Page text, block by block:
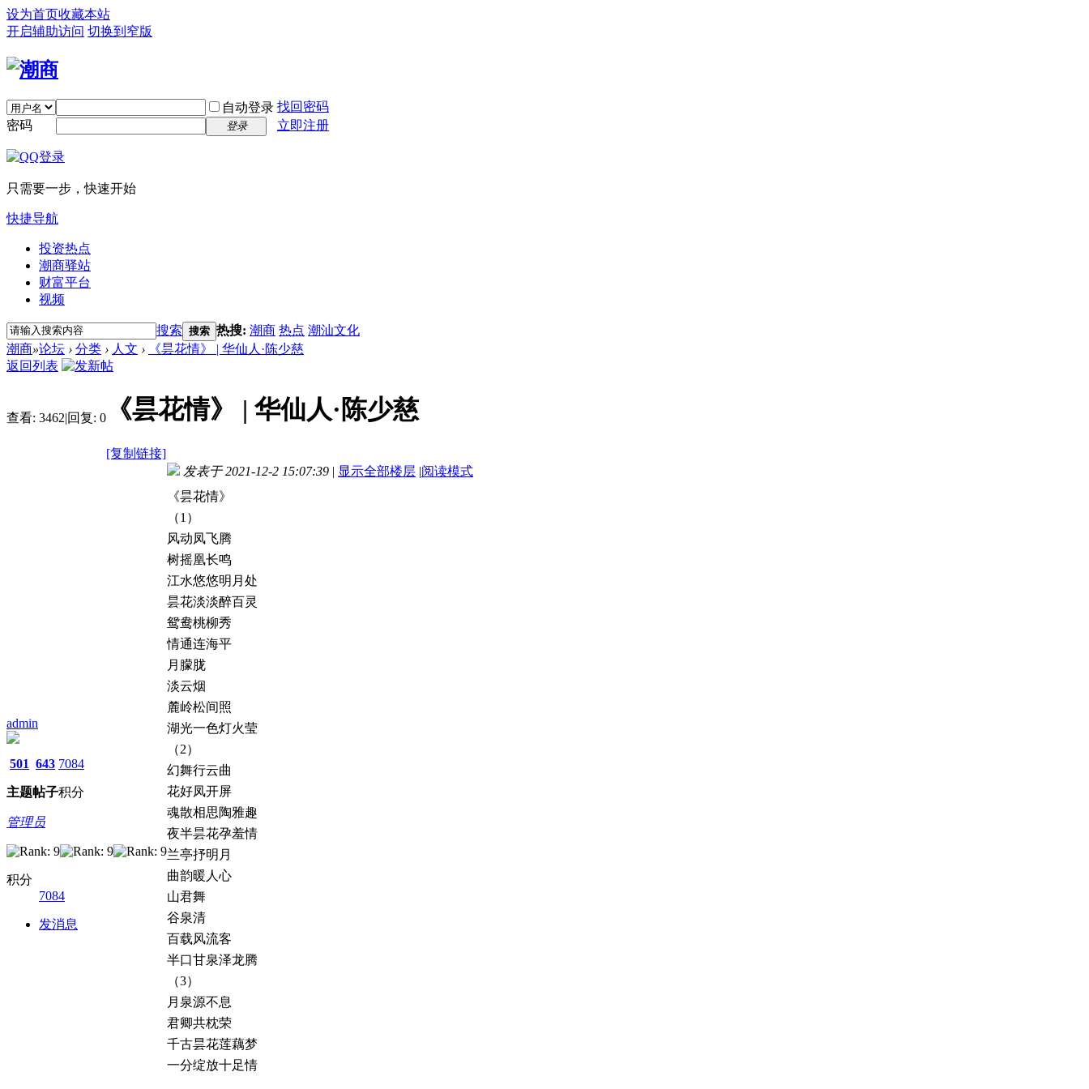
设为首页收藏本站
开启辅助访问 切换到窄版
自动登录 找回密码
密码
登录 立即注册
只需要一步，快速开始
快捷导航
投资热点
潮商驿站
财富平台
视频
搜索 搜索 热搜: 潮商 热点 潮汕文化
潮商»论坛 › 分类 › 人文 ›
《昙花情》 | 华仙人·陈少慈
返回列表
查看: 3462|回复: 0 《昙花情》 | 华仙人·陈少慈
[复制链接]
admin
501
主题
643
帖子
7084
积分
管理员
积分
7084
发消息
发表于 2021-12-2 15:07:39 | 显示全部楼层 |阅读模式
《昙花情》
（1）
风动凤飞腾
树摇凰长鸣
江水悠悠明月处
昙花淡淡醉百灵
鸳鸯桃柳秀
情通连海平
月朦胧
淡云烟
麓岭松间照
湖光一色灯火莹
（2）
幻舞行云曲
花好凤开屏
魂散相思陶雅趣
夜半昙花孕羞情
兰亭抒明月
曲韵暖人心
山君舞
谷泉清
百载风流客
半口甘泉泽龙腾
（3）
月泉源不息
君卿共枕荣
千古昙花莲藕梦
一分绽放十足情